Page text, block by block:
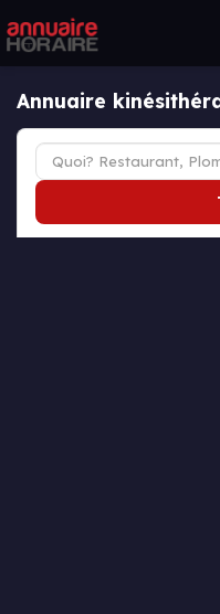
Annuaire